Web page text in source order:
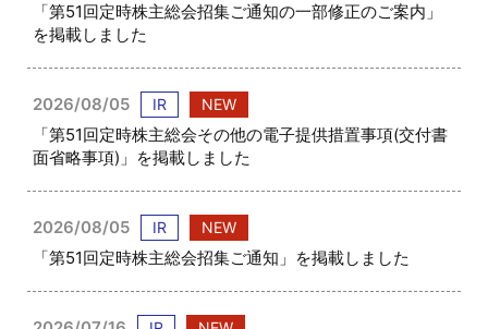
「第51回定時株主総会招集ご通知の一部修正のご案内」
を掲載しました
2026/08/05 IR NEW
「第51回定時株主総会その他の電子提供措置事項(交付書
面省略事項)」を掲載しました
2026/08/05 IR NEW
「第51回定時株主総会招集ご通知」を掲載しました